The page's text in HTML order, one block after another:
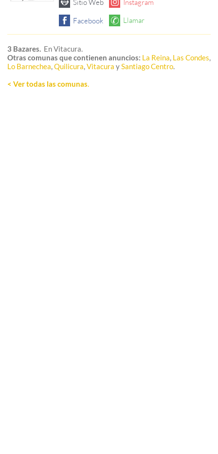
3 Bazares. En Vitacura.
Otras comunas que contienen anuncios: La Reina, Las Condes,
Lo Barnechea,Quilicura,Vitacura ySantiago Centro.
< Ver todas las comunas.